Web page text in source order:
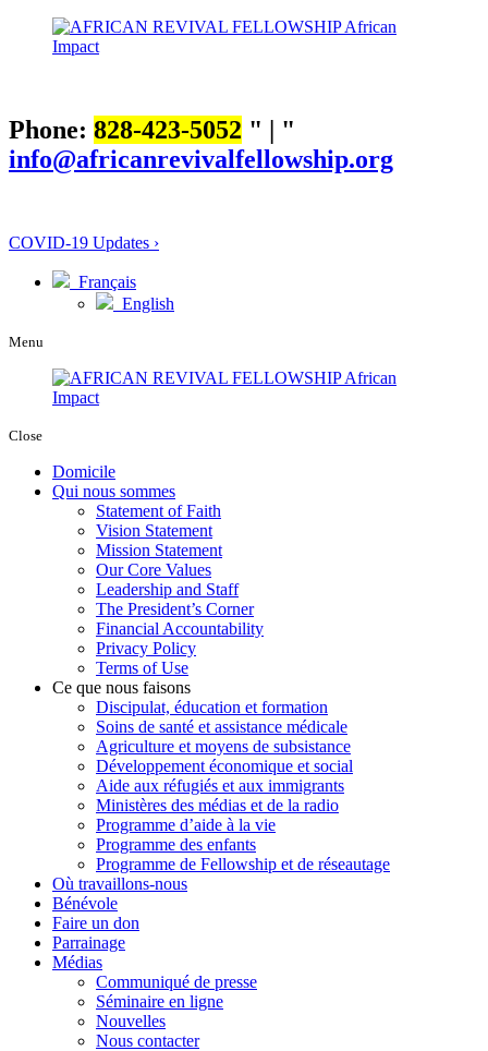
Phone: 828-423-5052
|
info@africanrevivalfellowship.org
COVID-19 Updates ›
Français
English
Menu
Close
Domicile
Qui nous sommes
Statement of Faith
Vision Statement
Mission Statement
Our Core Values
Leadership and Staff
The President’s Corner
Financial Accountability
Privacy Policy
Terms of Use
Ce que nous faisons
Discipulat, éducation et formation
Soins de santé et assistance médicale
Agriculture et moyens de subsistance
Développement économique et social
Aide aux réfugiés et aux immigrants
Ministères des médias et de la radio
Programme d’aide à la vie
Programme des enfants
Programme de Fellowship et de réseautage
Où travaillons-nous
Bénévole
Faire un don
Parrainage
Médias
Communiqué de presse
Séminaire en ligne
Nouvelles
Nous contacter